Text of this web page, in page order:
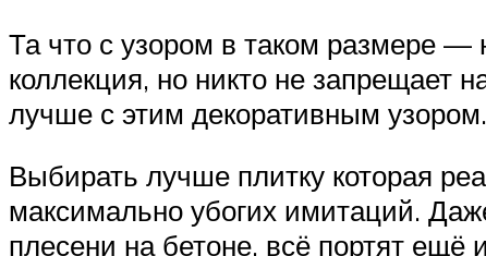
Та что с узором в таком размере —
коллекция, но никто не запрещает
лучше с этим декоративным узором.
Выбирать лучше плитку которая
максимально убогих имитаций.
плесени на бетоне, всё портят ещё